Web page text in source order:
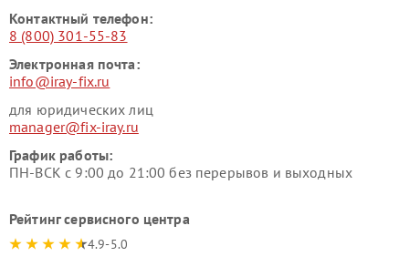
Контактный телефон:
8 (800) 301-55-83
Электронная почта:
info@iray-fix.ru
для юридических лиц
manager@fix-iray.ru
График работы:
ПН-ВСК с 9:00 до 21:00 без перерывов и выходных
Рейтинг сервисного центра
4.9-5.0